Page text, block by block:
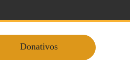
Donativos